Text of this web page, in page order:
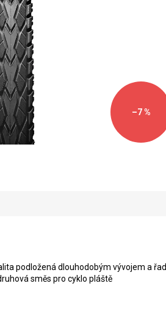
–7 %
podložená dlouhodobým vývojem a
směs pro cyklo pláště